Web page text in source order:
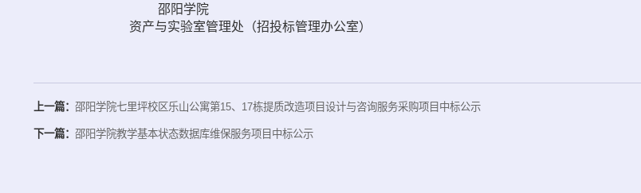
邵阳学院
资产与实验室管理处（招投标管理办公室）
上一篇： 邵阳学院七里坪校区乐山公寓第15、17栋提质改造项目设计与咨询服务采购项目中标公示
下一篇： 邵阳学院教学基本状态数据库维保服务项目中标公示